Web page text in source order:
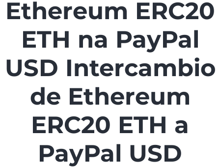
Ethereum ERC20
ETH na PayPal
USD Intercambio
de Ethereum
ERC20 ETH a
PayPal USD